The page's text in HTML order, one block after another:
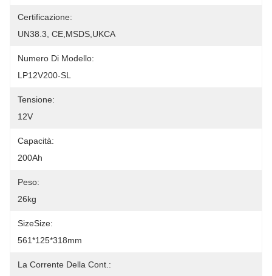
Certificazione:
UN38.3, CE,MSDS,UKCA
Numero Di Modello:
LP12V200-SL
Tensione:
12V
Capacità:
200Ah
Peso:
26kg
SizeSize:
561*125*318mm
La Corrente Della Cont.: